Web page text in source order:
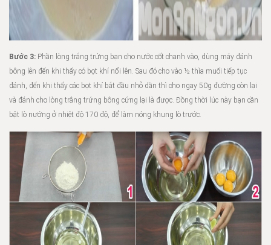
Bước 3: Phần lòng trắng trứng bạn cho nước cốt chanh vào, dùng máy đánh
bông lên đến khi thấy có bọt khí nổi lên. Sau đó cho vào ½ thìa muối tiếp tục
đánh, đến khi thấy các bọt khí bắt đầu nhỏ dần thì cho ngay 50g đường còn lại
và đánh cho lòng trắng trứng bông cứng lại là được. Đồng thời lúc này bạn cần
bật lò nướng ở nhiệt độ 170 độ, để làm nóng khung lò trước.